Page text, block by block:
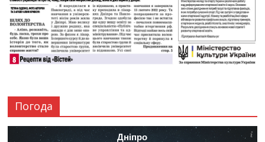
Погода
Дніпро